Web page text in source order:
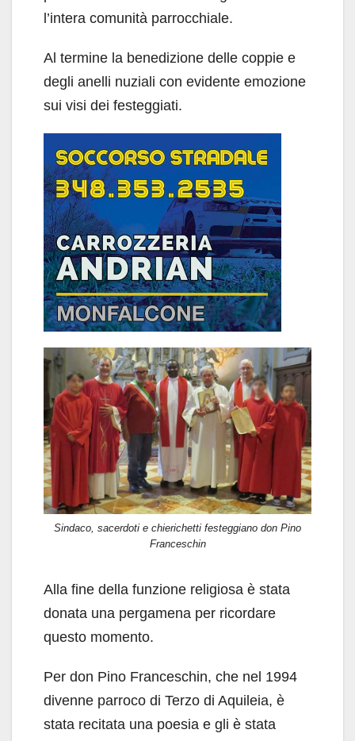
l’intera comunità parrocchiale.
Al termine la benedizione delle coppie e
degli anelli nuziali con evidente emozione
sui visi dei festeggiati.
Sindaco, sacerdoti e chierichetti festeggiano don Pino
Franceschin
Alla fine della funzione religiosa è stata
donata una pergamena per ricordare
questo momento.
Per don Pino Franceschin, che nel 1994
divenne parroco di Terzo di Aquileia, è
stata recitata una poesia e gli è stata